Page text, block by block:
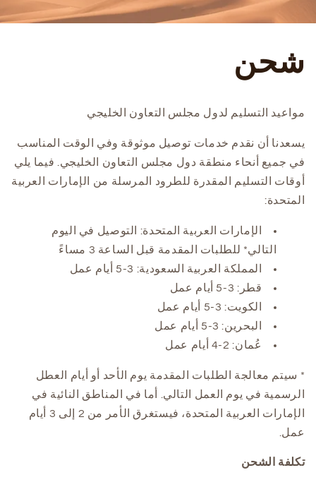
شحن
مواعيد التسليم لدول مجلس التعاون الخليجي
يسعدنا أن نقدم خدمات توصيل موثوقة وفي الوقت المناسب
في جميع أنحاء منطقة دول مجلس التعاون الخليجي. فيما يلي
أوقات التسليم المقدرة للطرود المرسلة من الإمارات العربية
المتحدة:
الإمارات العربية المتحدة: التوصيل في اليوم
التالي* للطلبات المقدمة قبل الساعة 3 مساءً
المملكة العربية السعودية: 3-5 أيام عمل
قطر: 3-5 أيام عمل
الكويت: 3-5 أيام عمل
البحرين: 3-5 أيام عمل
عُمان: 2-4 أيام عمل
* سيتم معالجة الطلبات المقدمة يوم الأحد أو أيام العطل
الرسمية في يوم العمل التالي. أما في المناطق النائية في
الإمارات العربية المتحدة، فيستغرق الأمر من 2 إلى 3 أيام
عمل.
تكلفة الشحن